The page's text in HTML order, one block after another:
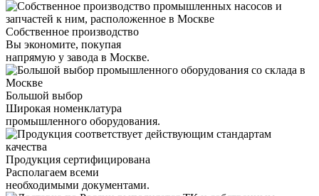
Собственное производство
Вы экономите, покупая
напрямую у завода в Москве.
Большой выбор
Широкая номенклатура
промышленного оборудования.
Продукция сертифицирована
Располагаем всеми
необходимыми документами.